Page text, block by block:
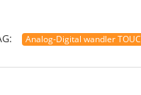
Analog-Digital wandler